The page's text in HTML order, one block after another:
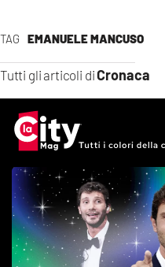
TAG EMANUELE MANCUSO
Tutti gli articoli diCronaca